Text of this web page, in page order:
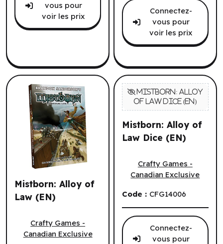
vous pour
voir les prix
Connectez-
vous pour
voir les prix
Mistborn: Alloy of
Law (EN)
Crafty Games -
Canadian Exclusive
Mistborn: Alloy of
Law Dice (EN)
Crafty Games -
Canadian Exclusive
Code : CFG14006
Connectez-
vous pour